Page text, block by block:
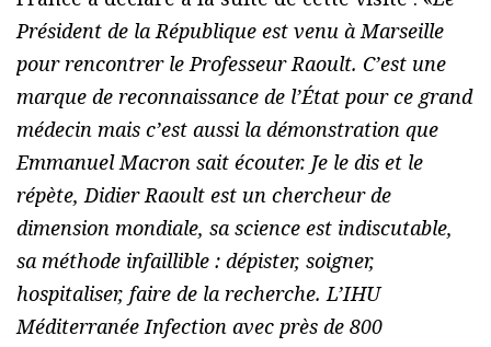
Président de la République est venu à Marseille
pour rencontrer le Professeur Raoult. C’est une
marque de reconnaissance de l’État pour ce grand
médecin mais c’est aussi la démonstration que
Emmanuel Macron sait écouter. Je le dis et le
répète, Didier Raoult est un chercheur de
dimension mondiale, sa science est indiscutable,
sa méthode infaillible : dépister, soigner,
hospitaliser, faire de la recherche. L’IHU
Méditerranée Infection avec près de 800